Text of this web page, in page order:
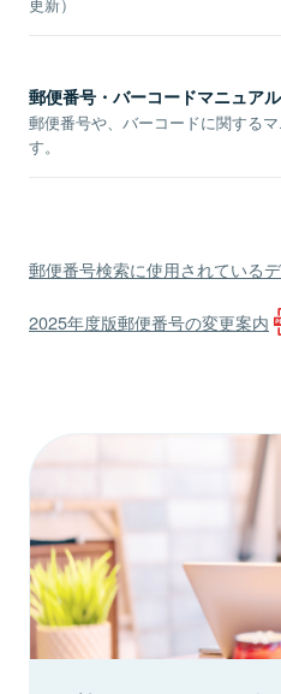
更新）
郵便番号・バーコードマニュアル
郵便番号や、バーコードに関する
す。
郵便番号検索に使用されている
2025年度版郵便番号の変更案内